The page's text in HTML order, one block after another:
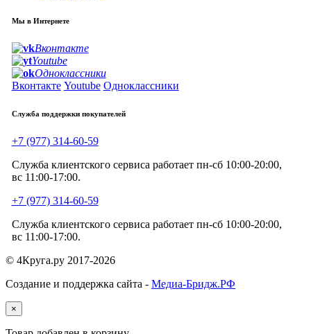
Мы в Интернете
Вконтакте
Youtube
Одноклассники
Вконтакте Youtube Одноклассники
Служба поддержки покупателей
+7 (977) 314-60-59
Служба клиентского сервиса работает пн-сб 10:00-20:00,
вс 11:00-17:00.
+7 (977) 314-60-59
Служба клиентского сервиса работает пн-сб 10:00-20:00,
вс 11:00-17:00.
© 4Круга.ру 2017-2026
Создание и поддержка сайта - Медиа-Бридж.РФ
×